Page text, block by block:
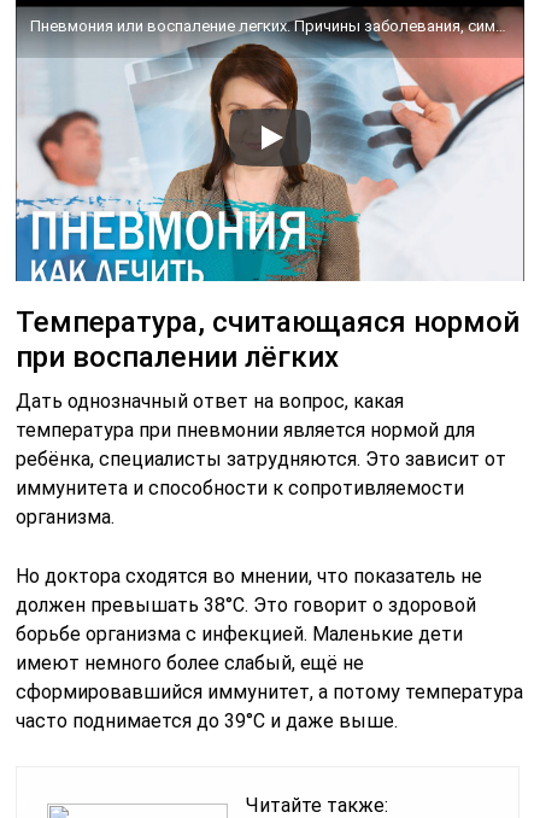
Температура, считающаяся нормой
при воспалении лёгких
Дать однозначный ответ на вопрос, какая
температура при пневмонии является нормой для
ребёнка, специалисты затрудняются. Это зависит от
иммунитета и способности к сопротивляемости
организма.
Но доктора сходятся во мнении, что показатель не
должен превышать 38°С. Это говорит о здоровой
борьбе организма с инфекцией. Маленькие дети
имеют немного более слабый, ещё не
сформировавшийся иммунитет, а потому температура
часто поднимается до 39°С и даже выше.
Читайте также: